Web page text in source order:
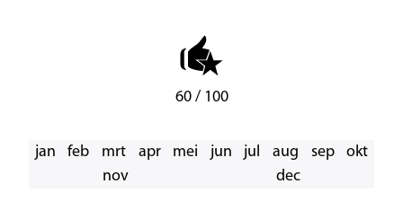
60 / 100
jan feb mrt apr mei jun jul aug sep
okt
nov
dec